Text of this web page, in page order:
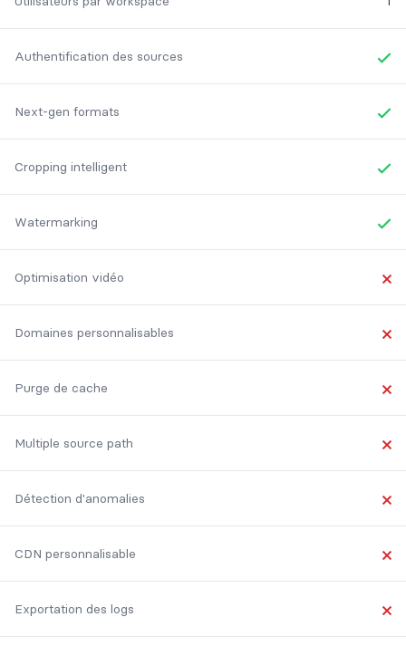
Authentification des sources
Next-gen formats
Cropping intelligent
Watermarking
Optimisation vidéo
Domaines personnalisables
Purge de cache
Multiple source path
Détection d'anomalies
CDN personnalisable
Exportation des logs